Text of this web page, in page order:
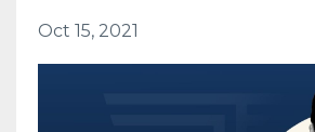
Oct 15, 2021